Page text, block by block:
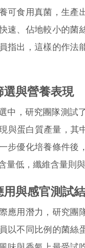
可食用真菌，生產
速、佔地較小的菌
指出，這樣的作法
選與營養表現
，研究團隊測試了
與蛋白質產量，其
步優化培養條件後
量低，纖維含量則
用與感官測試
用潛力，研究團隊
以不同比例的菌絲